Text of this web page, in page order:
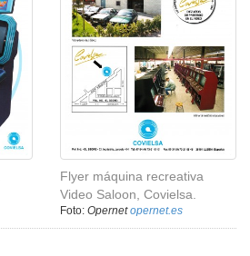
Flyer máquina recreativa
Video Saloon, Covielsa.
Foto: Opernetopernet.es